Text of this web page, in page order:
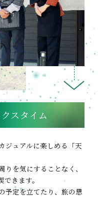
スタイム
ジュアルに楽しめる「天
を気にすることなく、
きます。
予定を立てたり、旅の思